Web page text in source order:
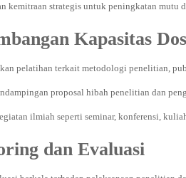
kemitraan strategis untuk peningkatan mutu
Kapasitas
pelatihan terkait metodologi penelitian,
proposal hibah penelitian dan
ilmiah seperti seminar, konferensi,
dan Evaluasi